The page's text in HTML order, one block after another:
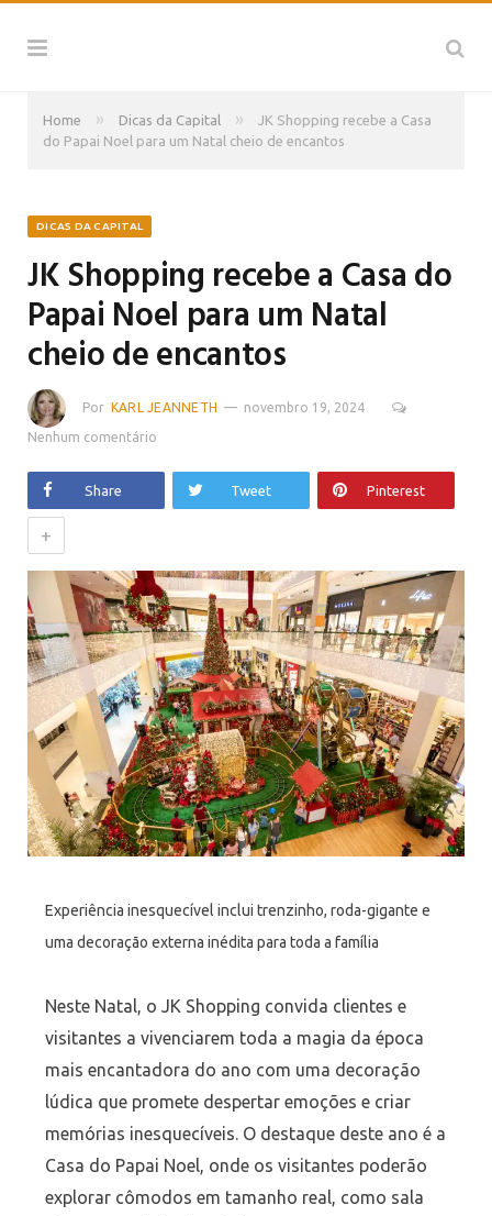
Home » Dicas da Capital »
JK Shopping recebe a Casa
do Papai Noel para um Natal cheio de encantos
DICAS DA CAPITAL
JK Shopping recebe a Casa do
Papai Noel para um Natal
cheio de encantos
Por KARL JEANNETH novembro 19, 2024
Nenhum comentário
Share Tweet Pinterest
+
Experiência inesquecível inclui trenzinho, roda-gigante e
uma decoração externa inédita para toda a família
Neste Natal, o JK Shopping convida clientes e
visitantes a vivenciarem toda a magia da época
mais encantadora do ano com uma decoração
lúdica que promete despertar emoções e criar
memórias inesquecíveis. O destaque deste ano é a
Casa do Papai Noel, onde os visitantes poderão
explorar cômodos em tamanho real, como sala